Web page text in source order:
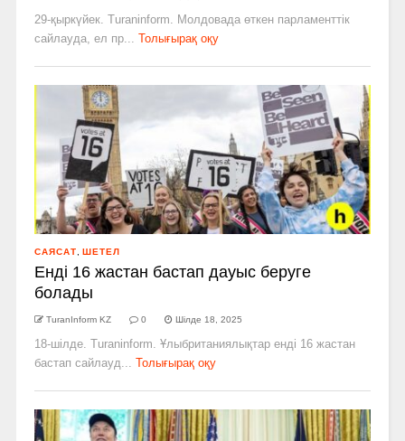
29-қыркүйек. Turaninform. Молдовада өткен парламенттік
сайлауда, ел пр...
Толығырақ оқу
САЯСАТ ШЕТЕЛ
Енді 16 жастан бастап дауыс беруге
болады
TuranInform KZ 0 Шілде 18, 2025
18-шілде. Turaninform. Ұлыбританиялықтар енді 16 жастан
бастап сайлауд...
Толығырақ оқу